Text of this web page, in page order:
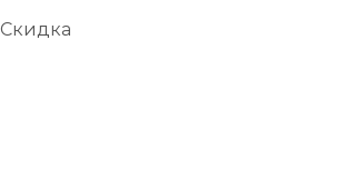
Скидка